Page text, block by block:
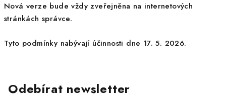
Nová verze bude vždy zveřejněna na internetových
stránkách správce.
Tyto podmínky nabývají účinnosti dne 17. 5. 2026.
Odebírat newsletter